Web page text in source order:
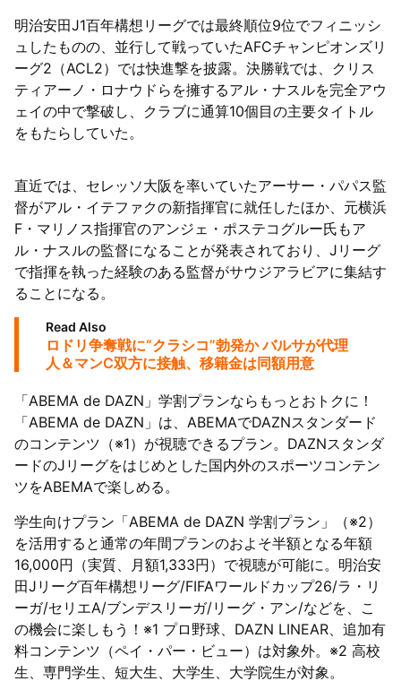
明治安田J1百年構想リーグでは最終順位9位でフィニッシ
ュしたものの、並行して戦っていたAFCチャンピオンズリ
ーグ2（ACL2）では快進撃を披露。決勝戦では、クリス
ティアーノ・ロナウドらを擁するアル・ナスルを完全アウ
ェイの中で撃破し、クラブに通算10個目の主要タイトル
をもたらしていた。
直近では、セレッソ大阪を率いていたアーサー・パパス監
督がアル・イテファクの新指揮官に就任したほか、元横浜
F・マリノス指揮官のアンジェ・ポステコグルー氏もア
ル・ナスルの監督になることが発表されており、Jリーグ
で指揮を執った経験のある監督がサウジアラビアに集結す
ることになる。
Read Also
ロドリ争奪戦に“クラシコ”勃発か バルサが代理
人＆マンC双方に接触、移籍金は同額用意
「ABEMA de DAZN」学割プランならもっとおトクに！
「ABEMA de DAZN」は、ABEMAでDAZNスタンダード
のコンテンツ（※1）が視聴できるプラン。DAZNスタンダ
ードのJリーグをはじめとした国内外のスポーツコンテン
ツをABEMAで楽しめる。
学生向けプラン「ABEMA de DAZN 学割プラン」（※2）
を活用すると通常の年間プランのおよそ半額となる年額
16,000円（実質、月額1,333円）で視聴が可能に。明治安
田Jリーグ百年構想リーグ/FIFAワールドカップ26/ラ・リ
ーガ/セリエA/ブンデスリーガ/リーグ・アン/などを、こ
の機会に楽しもう！※1 プロ野球、DAZN LINEAR、追加有
料コンテンツ（ペイ・パー・ビュー）は対象外。※2 高校
生、専門学生、短大生、大学生、大学院生が対象。